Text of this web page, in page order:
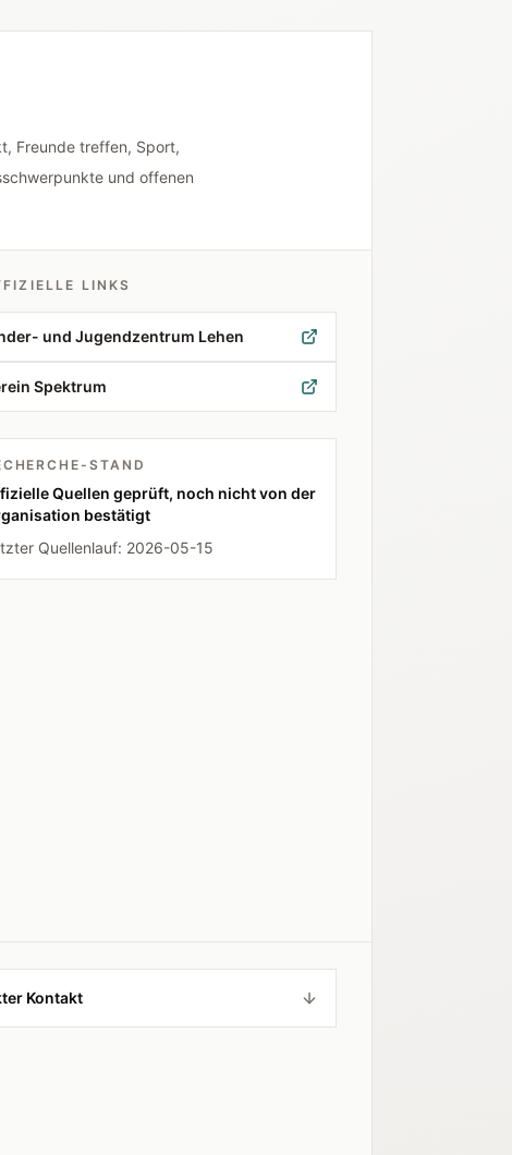
Freunde treffen, Sport,
und offenen
LINKS
und Jugendzentrum Lehen
Spektrum
STAND
Quellen geprüft, noch nicht von der
bestätigt
Quellenlauf: 2026-05-15
Kontakt